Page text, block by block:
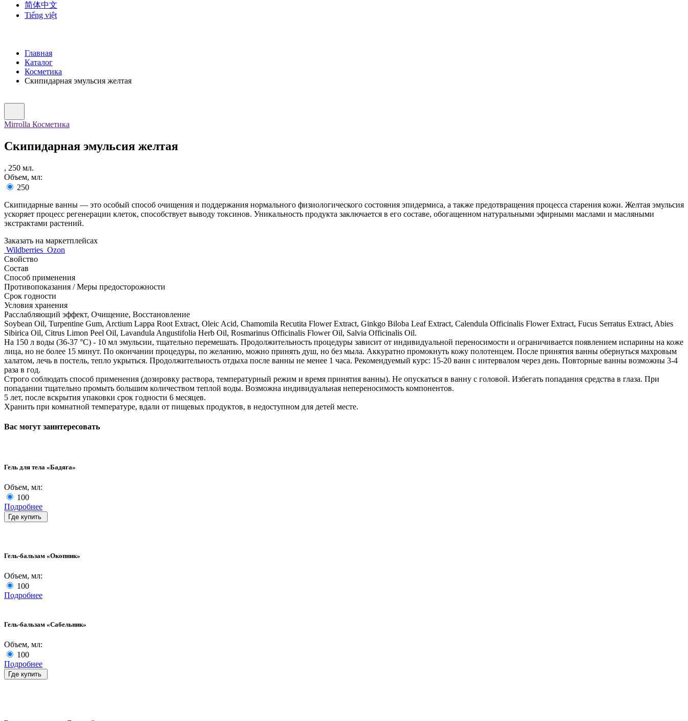
简体中文
Tiếng việt
Главная
Каталог
Косметика
Скипидарная эмульсия желтая
Mirrolla Косметика
Скипидарная эмульсия желтая
, 250 мл.
Объем, мл:
250
Скипидарные ванны — это особый способ очищения и поддержания нормального физиологического состояния эпидермиса, а также предотвращения процесса старения кожи. Желтая эмульсия
ускоряет процесс регенерации клеток, способствует выводу токсинов. Уникальность продукта заключается в его составе, обогащенном натуральными эфирными маслами и масляными
экстрактами растений.
Заказать на маркетплейсах
Wildberries Ozon
Свойство
Состав
Способ применения
Противопоказания / Меры предосторожности
Срок годности
Условия хранения
Расслабляющий эффект, Очищение, Восстановление
Soybean Oil, Turpentine Gum, Arctium Lappa Root Extract, Oleic Acid, Chamomila Recutita Flower Extract, Ginkgo Biloba Leaf Extract, Calendula Officinalis Flower Extract, Fucus Serratus Extract, Abies
Sibirica Oil, Citrus Limon Peel Oil, Lavandula Angustifolia Herb Oil, Rosmarinus Officinalis Flower Oil, Salvia Officinalis Oil.
На 150 л воды (36-37 °C) - 10 мл эмульсии, тщательно перемешать. Продолжительность процедуры зависит от индивидуальной переносимости и ограничивается появлением испарины на коже
лица, но не более 15 минут. По окончании процедуры, по желанию, можно принять душ, но без мыла. Аккуратно промокнуть кожу полотенцем. После принятия ванны обернуться махровым
халатом, лечь в постель, тепло укрыться. Продолжительность отдыха после ванны не менее 1 часа. Рекомендуемый курс: 15-20 ванн с интервалом через день. Повторные ванны возможны 3-4
раза в год.
Строго соблюдать способ применения (дозировку раствора, температурный режим и время принятия ванны). Не опускаться в ванну с головой. Избегать попадания средства в глаза. При
попадании тщательно промыть большим количеством теплой воды. Возможна индивидуальная непереносимость компонентов.
5 лет, после вскрытия упаковки срок годности 6 месяцев.
Хранить при комнатной температуре, вдали от пищевых продуктов, в недоступном для детей месте.
Вас могут заинтересовать
Гель для тела «Бадяга»
Объем, мл:
100
Подробнее
Где купить
Гель-бальзам «Окопник»
Объем, мл:
100
Подробнее
Гель-бальзам «Сабельник»
Объем, мл:
100
Подробнее
Где купить